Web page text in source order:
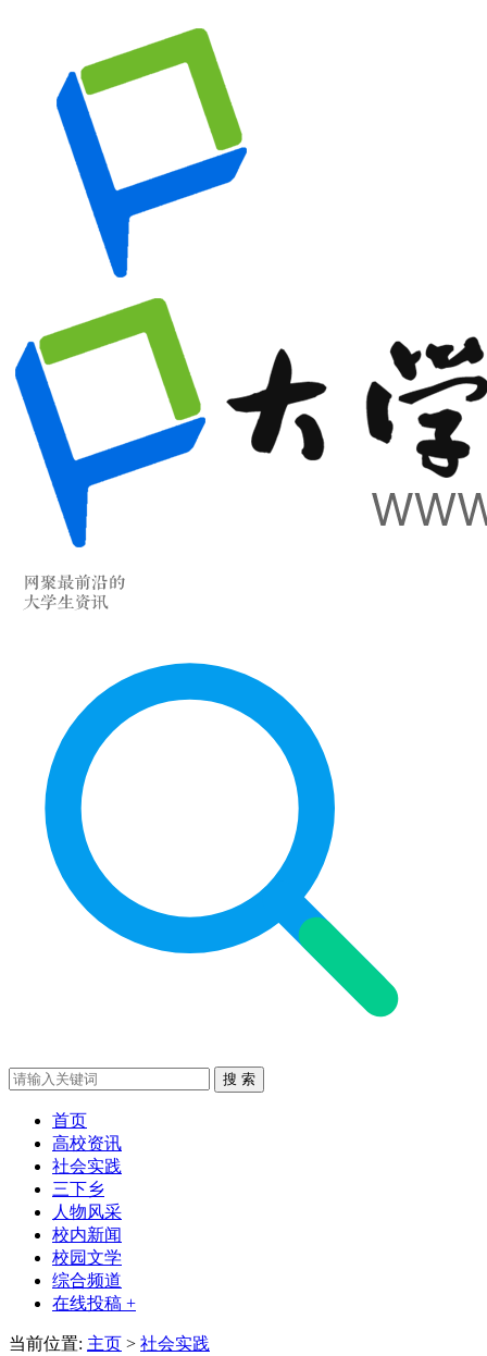
首页
高校资讯
社会实践
三下乡
人物风采
校内新闻
校园文学
综合频道
在线投稿 +
当前位置: 主页 > 社会实践